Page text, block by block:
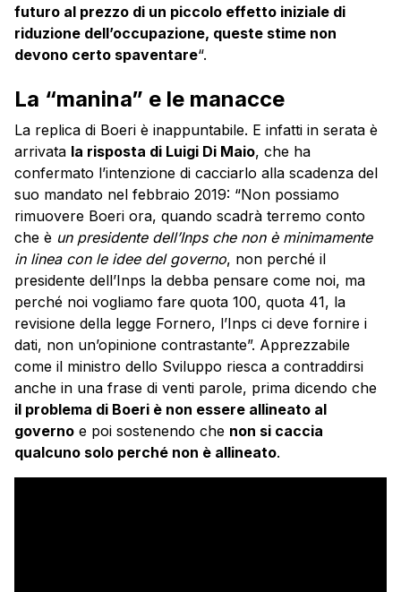
futuro al prezzo di un piccolo effetto iniziale di
riduzione dell’occupazione, queste stime non
devono certo spaventare“.
La “manina” e le manacce
La replica di Boeri è inappuntabile. E infatti in serata è
arrivata la risposta di Luigi Di Maio, che ha
confermato l’intenzione di cacciarlo alla scadenza del
suo mandato nel febbraio 2019: “Non possiamo
rimuovere Boeri ora, quando scadrà terremo conto
che è un presidente dell’Inps che non è minimamente
in linea con le idee del governo, non perché il
presidente dell’Inps la debba pensare come noi, ma
perché noi vogliamo fare quota 100, quota 41, la
revisione della legge Fornero, l’Inps ci deve fornire i
dati, non un’opinione contrastante”. Apprezzabile
come il ministro dello Sviluppo riesca a contraddirsi
anche in una frase di venti parole, prima dicendo che
il problema di Boeri è non essere allineato al
governo e poi sostenendo che non si caccia
qualcuno solo perché non è allineato.